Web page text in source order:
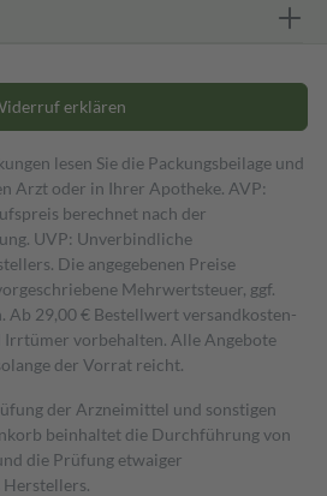
erklären
lesen Sie die Packungsbeilage und
Arzt oder in Ihrer Apotheke. AVP:
berechnet nach der
UVP: Unverbindliche
Die angegebenen Preise
Mehrwertsteuer, ggf.
Ab 29,00 € Bestell­wert versand­kosten­
Irrtümer vorbehalten. Alle Angebote
der Vorrat reicht.
der Arzneimittel und sonstigen
beinhaltet die Durchführung von
die Prüfung etwaiger
Herstellers.